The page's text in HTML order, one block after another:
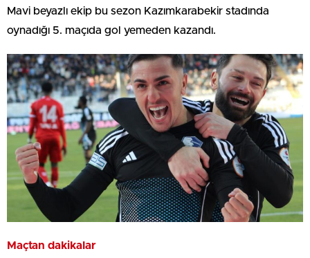
Mavi beyazlı ekip bu sezon Kazımkarabekir stadında
oynadığı 5. maçıda gol yemeden kazandı.
Maçtan dakikalar